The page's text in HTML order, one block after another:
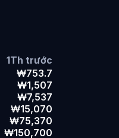
1Th trước
₩753.7
₩1,507
₩7,537
₩15,070
₩75,370
₩150,700